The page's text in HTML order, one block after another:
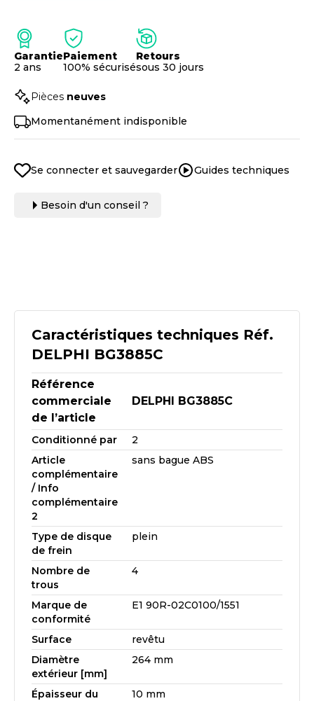
Caractéristiques techniques Réf.
DELPHI BG3885C
Référence
commerciale
de l’article
DELPHI BG3885C
Conditionné par
2
Article
complémentaire
/ Info
complémentaire
2
sans bague ABS
Type de disque
de frein
plein
Nombre de
trous
4
Marque de
conformité
E1 90R-02C0100/1551
Surface
revêtu
Diamètre
extérieur [mm]
264 mm
Épaisseur du
10 mm
Garantie
2 ans
Paiement
100% sécurisé
Retours
sous 30 jours
Pièces neuves
Momentanément indisponible
Se connecter et sauvegarder Guides techniques
Besoin d'un conseil ?